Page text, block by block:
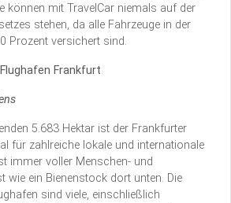
können mit TravelCar niemals auf der
stehen, da alle Fahrzeuge in der
Prozent versichert sind.
Frankfurt
5.683 Hektar ist der Frankfurter
für zahlreiche lokale und internationale
immer voller Menschen- und
wie ein Bienenstock dort unten. Die
sind viele, einschließlich